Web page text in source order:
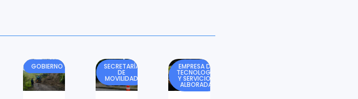
GOBIERNO SECRETARÍA
DE
MOVILIDAD
EMPRESA DE
TECNOLOGÍA
Y SERVICIOS
ALBORADA